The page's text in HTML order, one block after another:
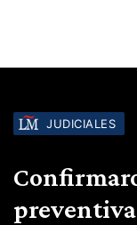
JUDICIALES